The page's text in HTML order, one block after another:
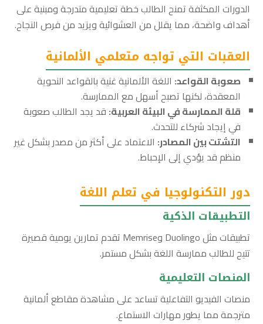
الدورات المكثفة تمنح الطالب خطة تعليمية متدرجة ومبنية على
أهداف واضحة، مما يقلل من العشوائية ويزيد من فرص النجاح.
العقبات التي تواجه متعلمي الألمانية
صعوبة القواعد: اللغة الألمانية غنية بالقواعد النحوية
المعقدة، لكنها تصبح أسهل مع الممارسة.
قلة الممارسة في البيئة العربية: قد يجد الطالب صعوبة
في إيجاد شركاء للتحدث.
التشتت بين المصادر: الاعتماد على أكثر من مصدر بشكل غير
منظم قد يؤدي إلى الإحباط.
دور التكنولوجيا في تعلم اللغة
التطبيقات الذكية
تطبيقات مثل Duolingo وMemrise تقدم تمارين يومية قصيرة
تتيح للطالب ممارسة اللغة بشكل مستمر.
المنصات التعليمية
منصات الفيديو التفاعلية تساعد على مشاهدة مقاطع ألمانية
مترجمة مما يطور مهارات الاستماع.